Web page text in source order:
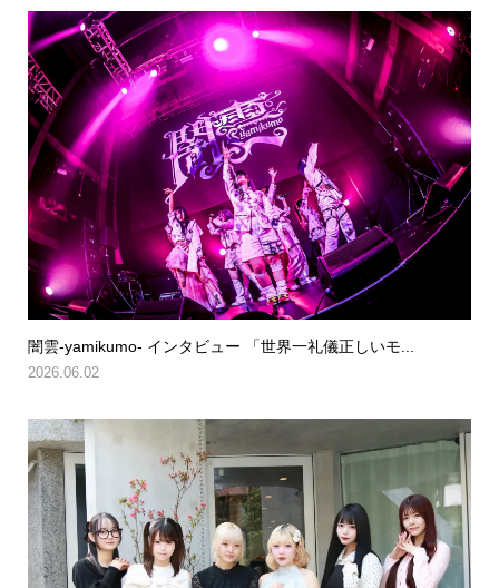
闇雲-yamikumo- インタビュー 「世界一礼儀正しいモ...
2026.06.02